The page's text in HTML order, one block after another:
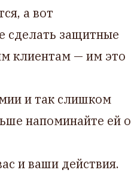
а вот
сделать защитные
клиентам — им это
и так слишком
напоминайте ей о
и ваши действия.